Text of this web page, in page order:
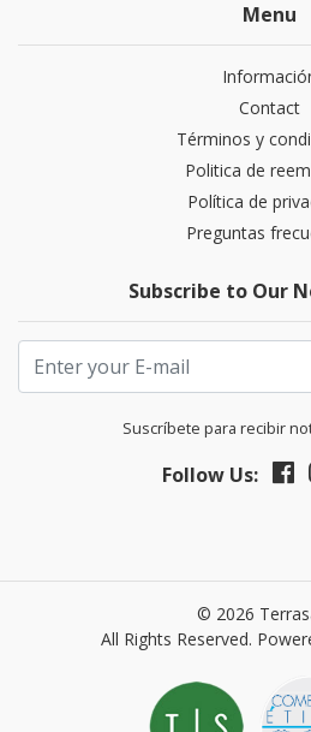
Menu
Contact
Términos y
Politica de
Política de
Preguntas
Subscribe to Our
Suscríbete para recibir
Follow Us:
© 2026
All Rights Reserved.